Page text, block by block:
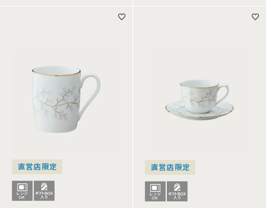
直営店限定 直営店限定